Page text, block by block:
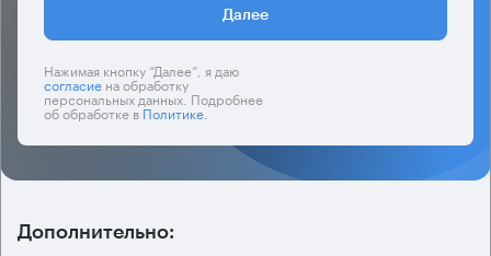
Далее
Нажимая кнопку “Далее”, я даю
согласиена обработку
персональных данных. Подробнее
об обработке вПолитике.
Дополнительно: